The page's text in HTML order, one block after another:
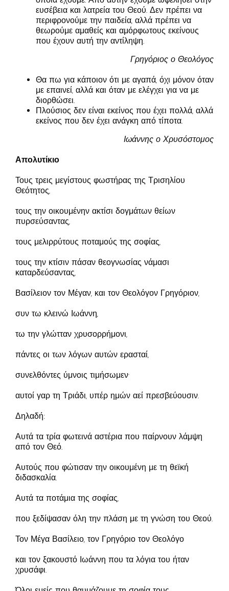
ευσέβεια και λατρεία του Θεού. Δεν πρέπει να
περιφρονούμε την παιδεία, αλλά πρέπει να
θεωρούμε αμαθείς και αμόρφωτους εκείνους
που έχουν αυτή την αντίληψη.
Γρηγόριος ο Θεολόγος
Θα πω για κάποιον ότι με αγαπά, όχι μόνον όταν
με επαινεί, αλλά και όταν με ελέγχει για να με
διορθώσει.
Πλούσιος δεν είναι εκείνος που έχει πολλά, αλλά
εκείνος που δεν έχει ανάγκη από τίποτα.
Ιωάννης ο Χρυσόστομος
Απολυτίκιο
Τους τρεις μεγίστους φωστήρας της Τρισηλίου
Θεότητος,
τους την οικουμένην ακτίσι δογμάτων θείων
πυρσεύσαντας,
τους μελιρρύτους ποταμούς της σοφίας,
τους την κτίσιν πάσαν θεογνωσίας νάμασι
καταρδεύσαντας,
Βασίλειον τον Μέγαν, και τον Θεολόγον Γρηγόριον,
συν τω κλεινώ Ιωάννη,
τω την γλώτταν χρυσορρήμονι,
πάντες οι των λόγων αυτών ερασταί,
συνελθόντες ύμνοις τιμήσωμεν·
αυτοί γαρ τη Τριάδι, υπέρ ημών αεί πρεσβεύουσιν.
Δηλαδή:
Αυτά τα τρία φωτεινά αστέρια που παίρνουν λάμψη
από τον Θεό.
Αυτούς που φώτισαν την οικουμένη με τη θεϊκή
διδασκαλία.
Αυτά τα ποτάμια της σοφίας,
που ξεδίψασαν όλη την πλάση με τη γνώση του Θεού.
Τον Μέγα Βασίλειο, τον Γρηγόριο τον Θεολόγο
και τον ξακουστό Ιωάννη που τα λόγια του ήταν
χρυσάφι.